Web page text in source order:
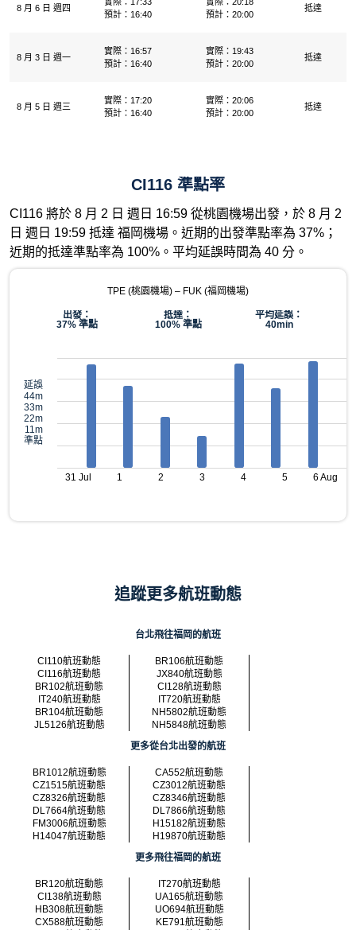
8 月 6 日 週四
預計：16:40
預計：20:00
抵達
8 月 3 日 週一
實際：16:57
預計：16:40
實際：19:43
預計：20:00
抵達
8 月 5 日 週三
實際：17:20
預計：16:40
實際：20:06
預計：20:00
抵達
CI116 準點率
CI116 將於 8 月 2 日 週日 16:59 從桃園機場出發，於 8 月 2
日 週日 19:59 抵達 福岡機場。近期的出發準點率為 37%；
近期的抵達準點率為 100%。平均延誤時間為 40 分。
TPE (桃園機場) – FUK (福岡機場)
出發：
37% 準點
抵達：
100% 準點
平均延誤：
40min
延誤
44m
33m
22m
11m
準點
31 Jul 1 2 3 4 5 6 Aug
追蹤更多航班動態
台北飛往福岡的航班
CI110航班動態
BR106航班動態
CI116航班動態
JX840航班動態
BR102航班動態
CI128航班動態
IT240航班動態
IT720航班動態
BR104航班動態
NH5802航班動態
JL5126航班動態
NH5848航班動態
更多從台北出發的航班
BR1012航班動態
CA552航班動態
CZ1515航班動態
CZ3012航班動態
CZ8326航班動態
CZ8346航班動態
DL7664航班動態
DL7866航班動態
FM3006航班動態
H15182航班動態
H14047航班動態
H19870航班動態
更多飛往福岡的航班
BR120航班動態
IT270航班動態
CI138航班動態
UA165航班動態
HB308航班動態
UO694航班動態
CX588航班動態
KE791航班動態